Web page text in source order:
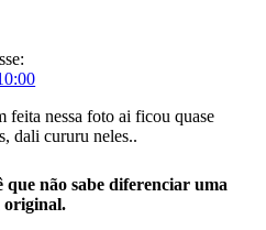
nessa foto ai ficou quase
dali cururu neles..
que não sabe diferenciar uma
original.